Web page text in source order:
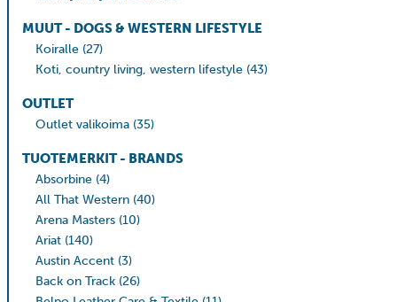
MUUT - DOGS & WESTERN LIFESTYLE
Koiralle (27)
Koti, country living, western lifestyle (43)
OUTLET
Outlet valikoima (35)
TUOTEMERKIT - BRANDS
Absorbine (4)
All That Western (40)
Arena Masters (10)
Ariat (140)
Austin Accent (3)
Back on Track (26)